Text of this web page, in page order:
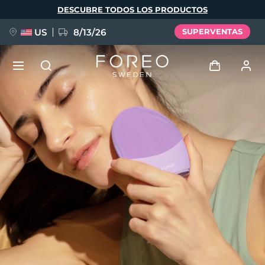
DESCUBRE TODOS LOS PRODUCTOS
US 8/13/26 SUPERVENTAS
Perfil de usuario
Mis dispositivos
Mis pedidos
Mis direcciones
Mis suscripciones
NUEVO
FAQ™ Pure Beauty-Tech Elixir
BREAKING NEWS
issa™ Teeth Whitening Set
Idioma
English Deutsch
Español
Français
Italiano
Português
Svenska
Русский
Türkçe
简体中文 繁體中文